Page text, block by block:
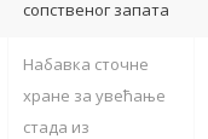
сопственог запата
Набавка сточне
хране за увећање
стада из